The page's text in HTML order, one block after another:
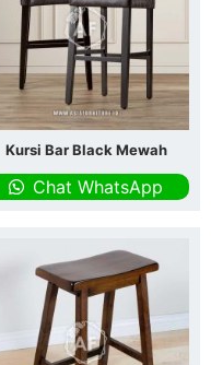
Kursi Bar Black Mewah
Chat WhatsApp